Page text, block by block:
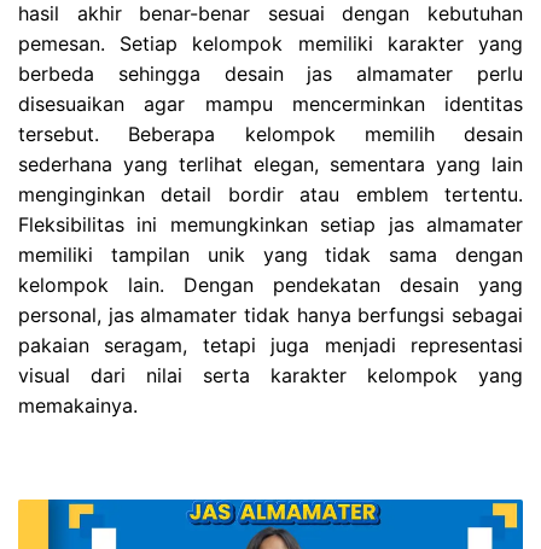
hasil akhir benar-benar sesuai dengan kebutuhan
pemesan. Setiap kelompok memiliki karakter yang
berbeda sehingga desain jas almamater perlu
disesuaikan agar mampu mencerminkan identitas
tersebut. Beberapa kelompok memilih desain
sederhana yang terlihat elegan, sementara yang lain
menginginkan detail bordir atau emblem tertentu.
Fleksibilitas ini memungkinkan setiap jas almamater
memiliki tampilan unik yang tidak sama dengan
kelompok lain. Dengan pendekatan desain yang
personal, jas almamater tidak hanya berfungsi sebagai
pakaian seragam, tetapi juga menjadi representasi
visual dari nilai serta karakter kelompok yang
memakainya.